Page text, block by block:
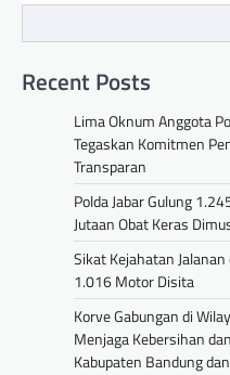
Recent Posts
Lima Oknum Anggota
Tegaskan Komitmen
Transparan
Polda Jabar Gulung
Jutaan Obat Keras
Sikat Kejahatan Jalanan
1.016 Motor Disita
Korve Gabungan di
Menjaga Kebersihan
Kabupaten Bandung